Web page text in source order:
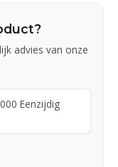
advies van onze
Eenzijdig